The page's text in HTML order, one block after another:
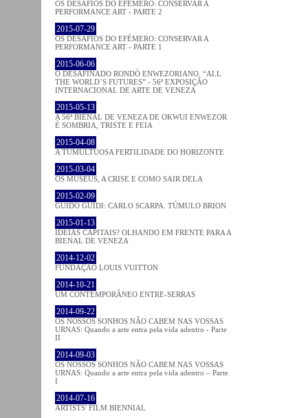
OS DESAFIOS DO EFÉMERO: CONSERVAR A
PERFORMANCE ART - PARTE 2
2015-07-29
OS DESAFIOS DO EFÉMERO: CONSERVAR A
PERFORMANCE ART - PARTE 1
2015-06-06
O DESAFINADO RONDÒ ENWEZORIANO. “ALL
THE WORLD´S FUTURES” - 56ª EXPOSIÇÃO
INTERNACIONAL DE ARTE DE VENEZA
2015-05-13
A 56ª BIENAL DE VENEZA DE OKWUI ENWEZOR
É SOMBRIA, TRISTE E FEIA
2015-04-08
A TUMULTUOSA FERTILIDADE DO HORIZONTE
2015-03-04
OS MUSEUS, A CRISE E COMO SAIR DELA
2015-02-09
GUIDO GUIDI: CARLO SCARPA. TÚMULO BRION
2015-01-13
IDEIAS CAPITAIS? OLHANDO EM FRENTE PARA A
BIENAL DE VENEZA
2014-12-02
FUNDAÇÃO LOUIS VUITTON
2014-10-21
UM CONTEMPORÂNEO ENTRE-SERRAS
2014-09-22
OS NOSSOS SONHOS NÃO CABEM NAS VOSSAS
URNAS: Quando a arte entra pela vida adentro - Parte
II
2014-09-03
OS NOSSOS SONHOS NÃO CABEM NAS VOSSAS
URNAS: Quando a arte entra pela vida adentro – Parte
I
2014-07-16
ARTISTS' FILM BIENNIAL